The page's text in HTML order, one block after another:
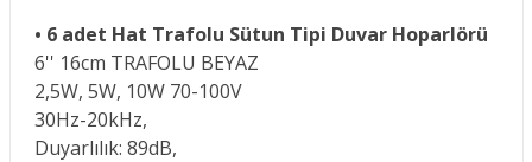
• 6 adet Hat Trafolu Sütun Tipi Duvar Hoparlörü
6'' 16cm TRAFOLU BEYAZ
2,5W, 5W, 10W 70-100V
30Hz-20kHz,
Duyarlılık: 89dB,